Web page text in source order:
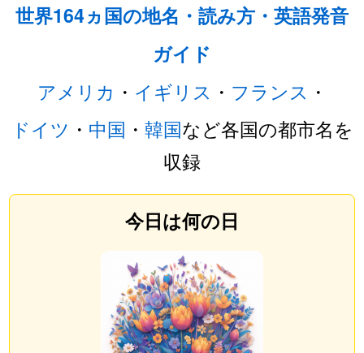
世界164ヵ国の地名・読み方・英語発音
ガイド
アメリカ ・ イギリス ・ フランス ・
ドイツ ・ 中国 ・ 韓国など各国の都市名を
収録
今日は何の日